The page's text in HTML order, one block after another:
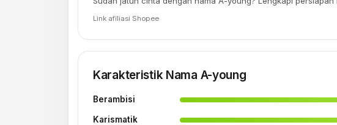
Link afiliasi Shopee
Karakteristik Nama A-young
Berambisi
Karismatik